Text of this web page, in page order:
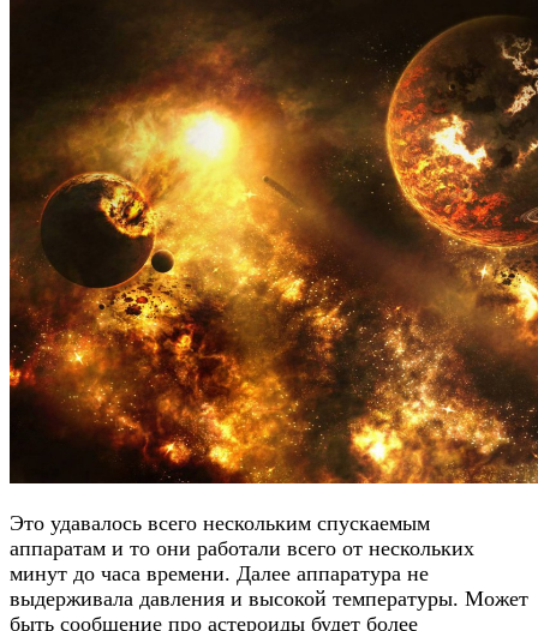
Это удавалось всего нескольким спускаемым
аппаратам и то они работали всего от нескольких
минут до часа времени. Далее аппаратура не
выдерживала давления и высокой температуры. Может
быть сообщение про астероиды будет более